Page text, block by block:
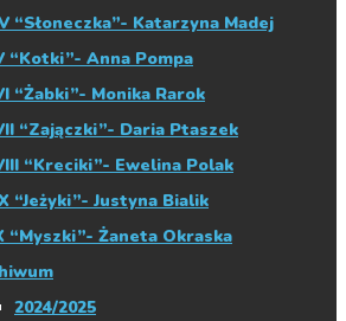
“Słoneczka”- Katarzyna Madej
“Kotki”- Anna Pompa
“Żabki”- Monika Rarok
“Zajączki”- Daria Ptaszek
“Kreciki”- Ewelina Polak
“Jeżyki”- Justyna Bialik
“Myszki”- Żaneta Okraska
2024/2025